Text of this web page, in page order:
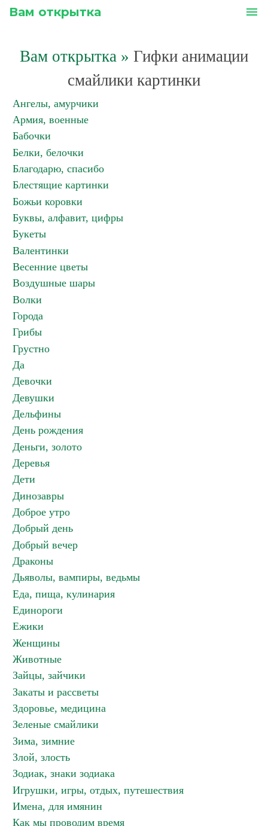
Вам открытка menu
Вам открытка » Гифки анимации
смайлики картинки
Ангелы, амурчики
Армия, военные
Бабочки
Белки, белочки
Благодарю, спасибо
Блестящие картинки
Божьи коровки
Буквы, алфавит, цифры
Букеты
Валентинки
Весенние цветы
Воздушные шары
Волки
Города
Грибы
Грустно
Да
Девочки
Девушки
Дельфины
День рождения
Деньги, золото
Деревья
Дети
Динозавры
Доброе утро
Добрый день
Добрый вечер
Драконы
Дьяволы, вампиры, ведьмы
Еда, пища, кулинария
Единороги
Ежики
Женщины
Животные
Зайцы, зайчики
Закаты и рассветы
Здоровье, медицина
Зеленые смайлики
Зима, зимние
Злой, злость
Зодиак, знаки зодиака
Игрушки, игры, отдых, путешествия
Имена, для имянин
Как мы проводим время